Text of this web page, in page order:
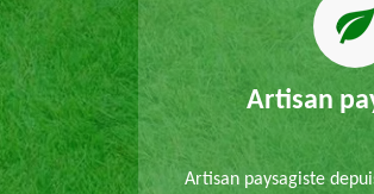
Artisan
Artisan paysagiste